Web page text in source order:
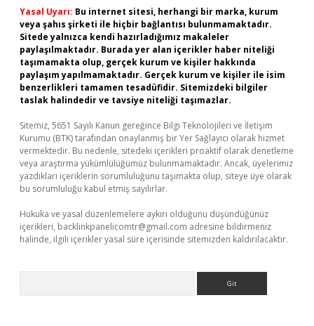
Yasal Uyarı: Bu internet sitesi, herhangi bir marka, kurum
veya şahıs şirketi ile hiçbir bağlantısı bulunmamaktadır.
Sitede yalnızca kendi hazırladığımız makaleler
paylaşılmaktadır. Burada yer alan içerikler haber niteliği
taşımamakta olup, gerçek kurum ve kişiler hakkında
paylaşım yapılmamaktadır. Gerçek kurum ve kişiler ile isim
benzerlikleri tamamen tesadüfidir. Sitemizdeki bilgiler
taslak halindedir ve tavsiye niteliği taşımazlar.
Sitemiz, 5651 Sayılı Kanun gereğince Bilgi Teknolojileri ve İletişim
Kurumu (BTK) tarafından onaylanmış bir Yer Sağlayıcı olarak hizmet
vermektedir. Bu nedenle, sitedeki içerikleri proaktif olarak denetleme
veya araştırma yükümlülüğümüz bulunmamaktadır. Ancak, üyelerimiz
yazdıkları içeriklerin sorumluluğunu taşımakta olup, siteye üye olarak
bu sorumluluğu kabul etmiş sayılırlar.
Hukuka ve yasal düzenlemelere aykırı olduğunu düşündüğünüz
içerikleri, backlinkpanelicomtr@gmail.com adresine bildirmeniz
halinde, ilgili içerikler yasal süre içerisinde sitemizden kaldırılacaktır.